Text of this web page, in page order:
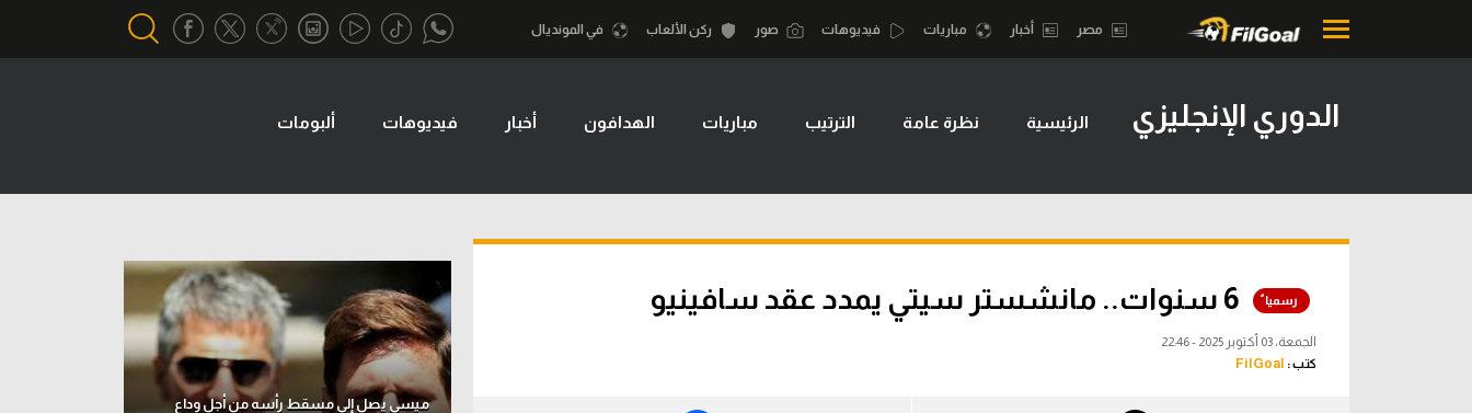
محتوى إخباري
ميركاتو
فانتازي في الجول
الكرة الإفريقية
كرة السلة الأمريكية
كرة سلة
تحقيق في الجول
تقرير في الجول
تحليل في الجول
حكايات في الجول
مصر أخبار مباريات فيديوهات صور ركن الألعاب في المونديال
الدوري الإنجليزي الرئيسية نظرة عامة الترتيب مباريات الهدافون أخبار فيديوهات ألبومات
الجمعة، 03 أكتوبر 2025 - 22:46
كتب : FilGoal
ميسي يصل إلى مسقط رأسه من أجل وداع